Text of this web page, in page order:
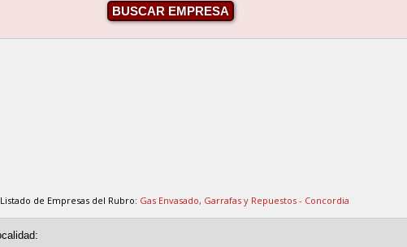
BUSCAR EMPRESA
Listado de Empresas del Rubro: Gas Envasado, Garrafas y Repuestos - Concordia